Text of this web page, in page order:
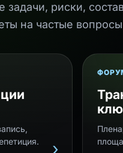
риски,
на частые